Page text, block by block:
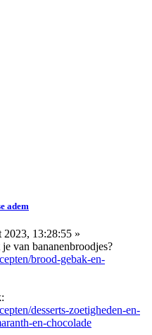
adem
2023, 13:28:55 »
van bananenbroodjes?
brood-gebak-en-
desserts-zoetigheden-en-
en-chocolade